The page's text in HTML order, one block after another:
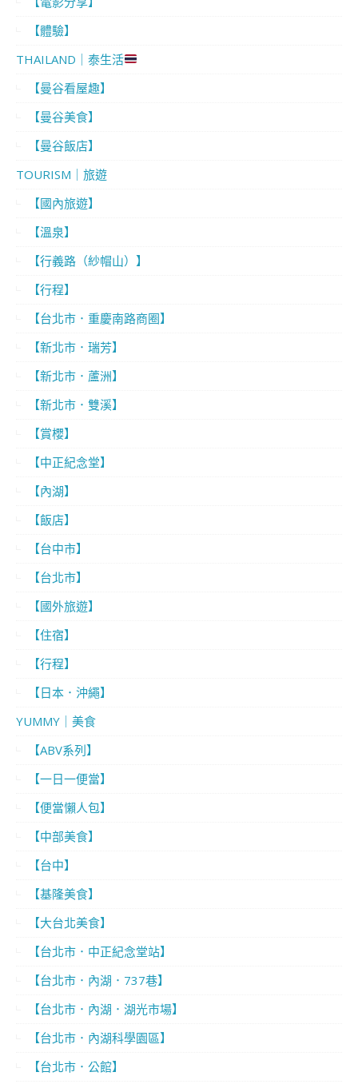
【體驗】
THAILAND｜泰生活
【曼谷看屋趣】
【曼谷美食】
【曼谷飯店】
TOURISM｜旅遊
【國內旅遊】
【溫泉】
【行義路（紗帽山）】
【行程】
【台北市．重慶南路商圈】
【新北市．瑞芳】
【新北市．蘆洲】
【新北市．雙溪】
【賞櫻】
【中正紀念堂】
【內湖】
【飯店】
【台中市】
【台北市】
【國外旅遊】
【住宿】
【行程】
【日本．沖繩】
YUMMY｜美食
【ABV系列】
【一日一便當】
【便當懶人包】
【中部美食】
【台中】
【基隆美食】
【大台北美食】
【台北市．中正紀念堂站】
【台北市．內湖．737巷】
【台北市．內湖．湖光市場】
【台北市．內湖科學園區】
【台北市．公館】